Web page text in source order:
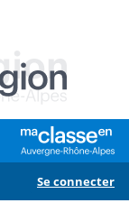
Se connecter